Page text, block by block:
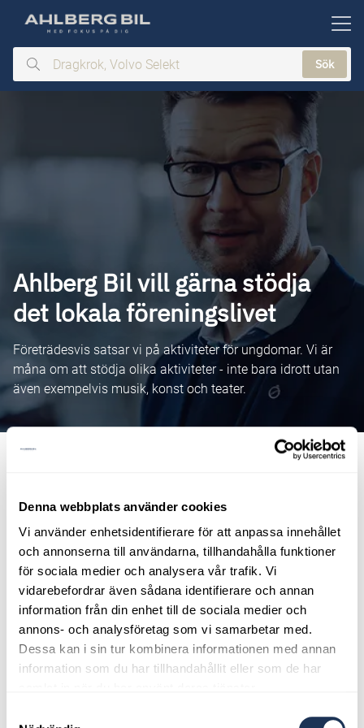
Denna webbplats använder cookies
Vi använder enhetsidentifierare för att anpassa innehållet
och annonserna till användarna, tillhandahålla funktioner
för sociala medier och analysera vår trafik. Vi
vidarebefordrar även sådana identifierare och annan
information från din enhet till de sociala medier och
annons- och analysföretag som vi samarbetar med.
Dessa kan i sin tur kombinera informationen med annan
information som du har tillhandahållit eller som de har
huvudinnehållet
Dragkrok,
Volvo
Sök
Ahlberg Bil vill gärna stödja
det lokala föreningslivet
Företrädesvis satsar vi på aktiviteter för ungdomar. Vi är
måna om att stödja olika aktiviteter - inte bara idrott utan
även exempelvis musik, konst och teater.
ANSÖK OM SPONSRING HÄR
Fyll i formuläret nedan så hör vi av oss snarast möjligast.
Öppna formulär
Ahlberg Bil får ett stort antal